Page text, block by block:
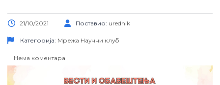
21/10/2021 Поставио: urednik
Категорија: Мрежа Научни клуб
Нема коментара